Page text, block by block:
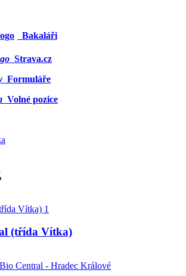
Bakaláři
Strava.cz
Formuláře
Volné pozice
(třída Vítka)
Central - Hradec Králové